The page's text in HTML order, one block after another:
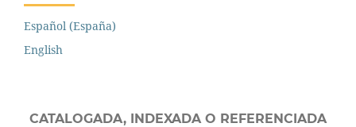
Español (España)
English
CATALOGADA, INDEXADA O REFERENCIADA